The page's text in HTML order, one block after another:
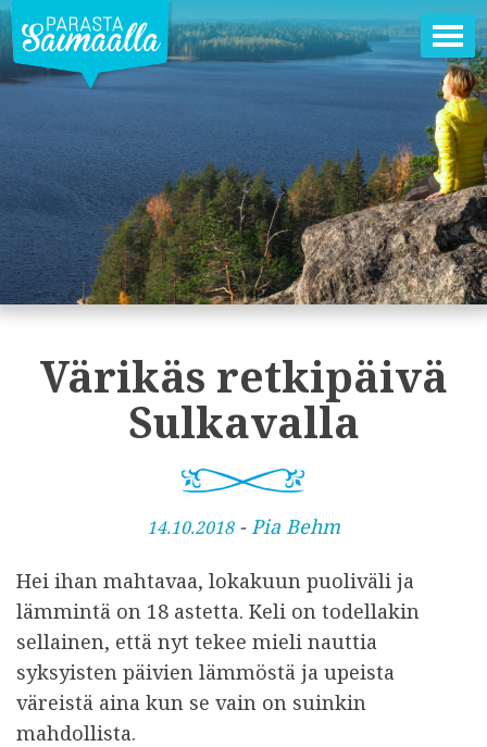
Värikäs retkipäivä
Sulkavalla
J
l
k
a
i
s
14.10.2018-Pia Behm
Hei ihan mahtavaa, lokakuun puoliväli ja
lämmintä on 18 astetta. Keli on todellakin
sellainen, että nyt tekee mieli nauttia
syksyisten päivien lämmöstä ja upeista
väreistä aina kun se vain on suinkin
mahdollista.